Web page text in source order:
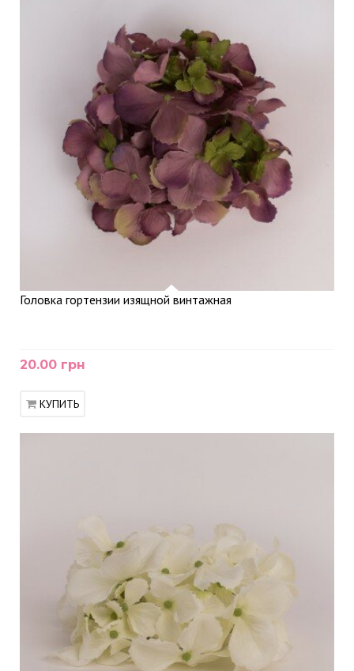
Головка гортензии изящной винтажная
20.00 грн
КУПИТЬ